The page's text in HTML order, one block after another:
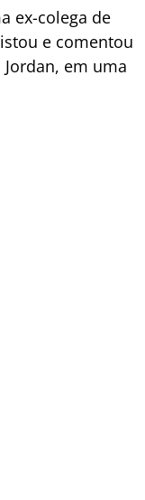
ex-colega de
e comentou
em uma